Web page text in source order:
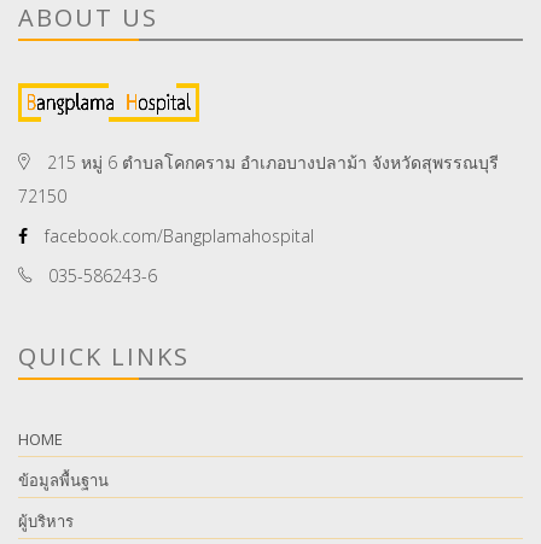
ABOUT US
215 หมู่ 6 ตำบลโคกคราม อำเภอบางปลาม้า จังหวัดสุพรรณบุรี
72150
facebook.com/Bangplamahospital
035-586243-6
QUICK LINKS
HOME
ข้อมูลพื้นฐาน
ผู้บริหาร